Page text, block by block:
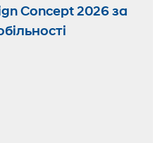
Concept 2026 за